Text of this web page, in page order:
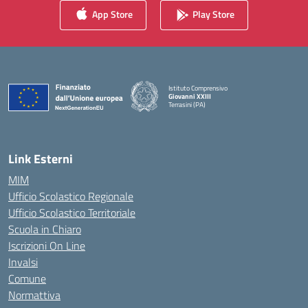
App Store Play Store
Istituto Comprensivo
Giovanni XXIII
Terrasini (PA)
Link Esterni
MIM
Ufficio Scolastico Regionale
Ufficio Scolastico Territoriale
Scuola in Chiaro
Iscrizioni On Line
Invalsi
Comune
Normattiva